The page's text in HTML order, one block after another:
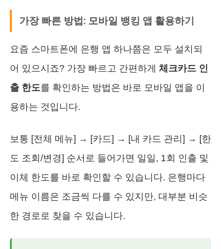
가장 빠른 방법: 모바일 뱅킹 앱 활용하기
요즘 스마트폰에 은행 앱 하나쯤은 모두 설치되
어 있으시죠? 가장 빠르고 간편하게 체크카드 인
출 한도를 확인하는 방법은 바로 모바일 앱을 이
용하는 것입니다.
보통 [전체 메뉴] → [카드] → [내 카드 관리] → [한
도 조회/변경] 순서로 들어가면 일일, 1회 인출 및
이체 한도를 바로 확인할 수 있습니다. 은행마다
메뉴 이름은 조금씩 다를 수 있지만, 대부분 비슷
한 경로로 찾을 수 있습니다.